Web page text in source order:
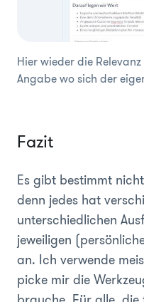
Hier wieder die
Angabe wo sich der
Fazit
Es gibt bestimmt
denn jedes hat
unterschiedlichen
jeweiligen
an. Ich verwende
picke mir die